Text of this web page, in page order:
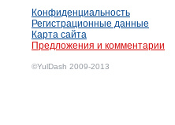
Конфиденциальность
Регистрационные данные
Карта сайта
Предложения и комментарии
©YulDash 2009-2013